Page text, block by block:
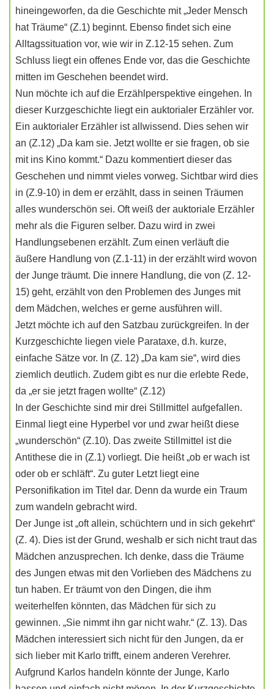
hineingeworfen, da die Geschichte mit „Jeder Mensch
hat Träume“ (Z.1) beginnt. Ebenso findet sich eine
Alltagssituation vor, wie wir in Z.12-15 sehen. Zum
Schluss liegt ein offenes Ende vor, das die Geschichte
mitten im Geschehen beendet wird.
Nun möchte ich auf die Erzählperspektive eingehen. In
dieser Kurzgeschichte liegt ein auktorialer Erzähler vor.
Ein auktorialer Erzähler ist allwissend. Dies sehen wir
an (Z.12) „Da kam sie. Jetzt wollte er sie fragen, ob sie
mit ins Kino kommt.“ Dazu kommentiert dieser das
Geschehen und nimmt vieles vorweg. Sichtbar wird dies
in (Z.9-10) in dem er erzählt, dass in seinen Träumen
alles wunderschön sei. Oft weiß der auktoriale Erzähler
mehr als die Figuren selber. Dazu wird in zwei
Handlungsebenen erzählt. Zum einen verläuft die
äußere Handlung von (Z.1-11) in der erzählt wird wovon
der Junge träumt. Die innere Handlung, die von (Z. 12-
15) geht, erzählt von den Problemen des Junges mit
dem Mädchen, welches er gerne ausführen will.
Jetzt möchte ich auf den Satzbau zurückgreifen. In der
Kurzgeschichte liegen viele Parataxe, d.h. kurze,
einfache Sätze vor. In (Z. 12) „Da kam sie“, wird dies
ziemlich deutlich. Zudem gibt es nur die erlebte Rede,
da „er sie jetzt fragen wollte“ (Z.12)
In der Geschichte sind mir drei Stillmittel aufgefallen.
Einmal liegt eine Hyperbel vor und zwar heißt diese
„wunderschön“ (Z.10). Das zweite Stillmittel ist die
Antithese die in (Z.1) vorliegt. Die heißt „ob er wach ist
oder ob er schläft“. Zu guter Letzt liegt eine
Personifikation im Titel dar. Denn da wurde ein Traum
zum wandeln gebracht wird.
Der Junge ist „oft allein, schüchtern und in sich gekehrt“
(Z. 4). Dies ist der Grund, weshalb er sich nicht traut das
Mädchen anzusprechen. Ich denke, dass die Träume
des Jungen etwas mit den Vorlieben des Mädchens zu
tun haben. Er träumt von den Dingen, die ihm
weiterhelfen könnten, das Mädchen für sich zu
gewinnen. „Sie nimmt ihn gar nicht wahr.“ (Z. 13). Das
Mädchen interessiert sich nicht für den Jungen, da er
sich lieber mit Karlo trifft, einem anderen Verehrer.
Aufgrund Karlos handeln könnte der Junge, Karlo